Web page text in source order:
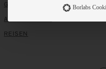
GRUNDLAGEN
ALLE REZEPTE
REISEN
Borlabs